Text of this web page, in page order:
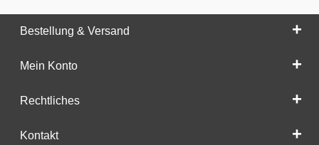
Bestellung & Versand
Mein Konto
Rechtliches
Kontakt